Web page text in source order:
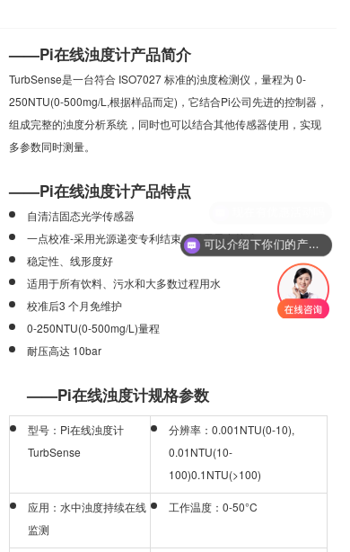
——Pi在线浊度计产品简介
TurbSense是一台符合 ISO7027 标准的浊度检测仪，量程为 0-
250NTU(0-500mg/L,根据样品而定)，它结合Pi公司先进的控制器，
组成完整的浊度分析系统，同时也可以结合其他传感器使用，实现
多参数同时测量。
——Pi在线浊度计产品特点
自清洁固态光学传感器
一点校准-采用光源递变专利结束，无需零点校准
稳定性、线形度好
适用于所有饮料、污水和大多数过程用水
校准后3 个月免维护
0-250NTU(0-500mg/L)量程
耐压高达 10bar
——Pi在线浊度计规格参数
型号：Pi在线浊度计
TurbSense
分辨率：0.001NTU(0-10),
0.01NTU(10-
100)0.1NTU(>100)
应用：水中浊度持续在线
监测
工作温度：0-50°C
可以介绍下你们的产品么